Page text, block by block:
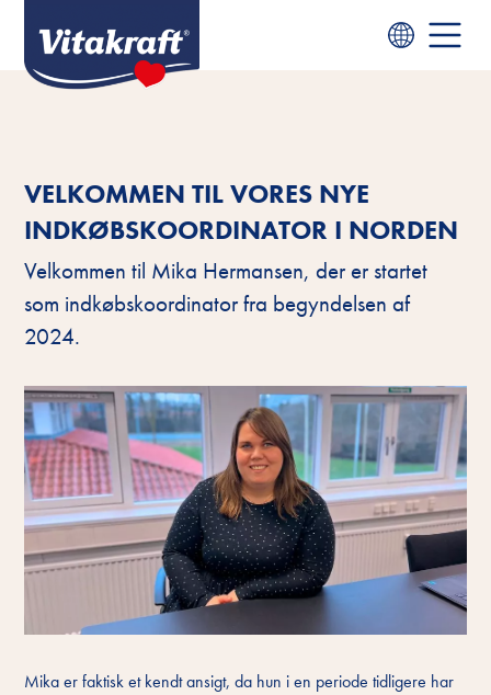
VELKOMMEN TIL VORES NYE
INDKØBSKOORDINATOR I NORDEN
Velkommen til Mika Hermansen, der er startet
som indkøbskoordinator fra begyndelsen af
2024.
Mika er faktisk et kendt ansigt, da hun i en periode tidligere har